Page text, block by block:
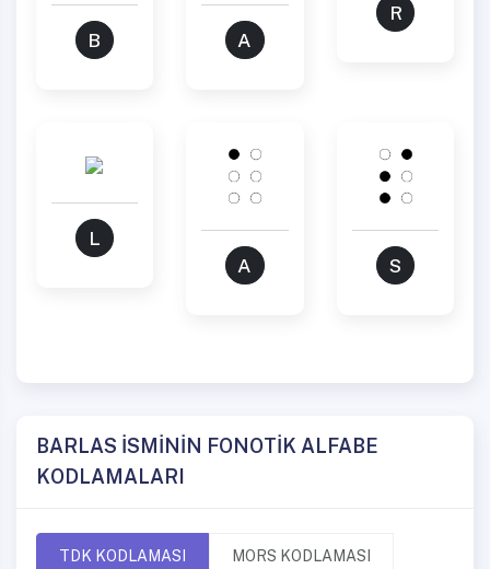
B A
R
L
A
S
BARLAS İSMİNİN FONOTİK ALFABE
KODLAMALARI
TDK KODLAMASI MORS KODLAMASI